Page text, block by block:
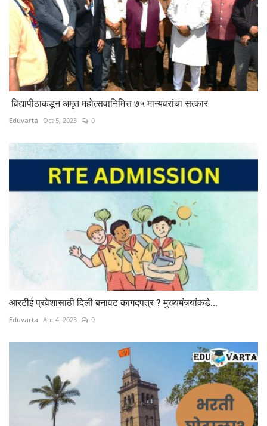
विद्यापीठाकडून अमृत महोत्सवानिमित्त ७५ मान्यवरांचा सत्कार
Eduvarta Oct 5, 2023 0
आरटीई प्रवेशासाठी दिली बनावट कागदपत्र ? मुख्यमंत्र्यांकडे...
Eduvarta Apr 4, 2023 0